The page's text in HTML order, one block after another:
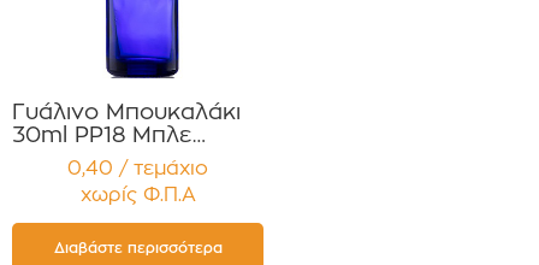
Γυάλινο Μπουκαλάκι
30ml PP18 Μπλε
Κοβαλτίου για Αιθέρια
Έλαια ,Βάμματα,
Αρώματα Συσκευασία
12 τεμαχίων
0,40 / τεμάχιο
χωρίς Φ.Π.Α
Διαβάστε περισσότερα